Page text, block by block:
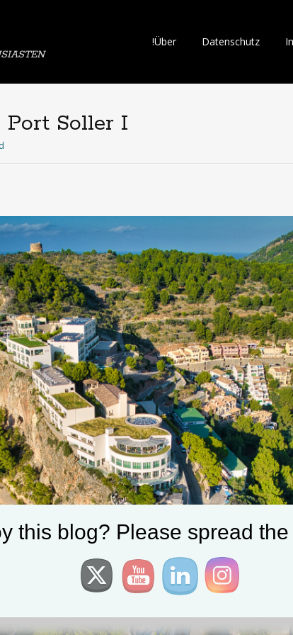
Skip
!Über Datenschutz
Port Soller I
this blog? Please spread